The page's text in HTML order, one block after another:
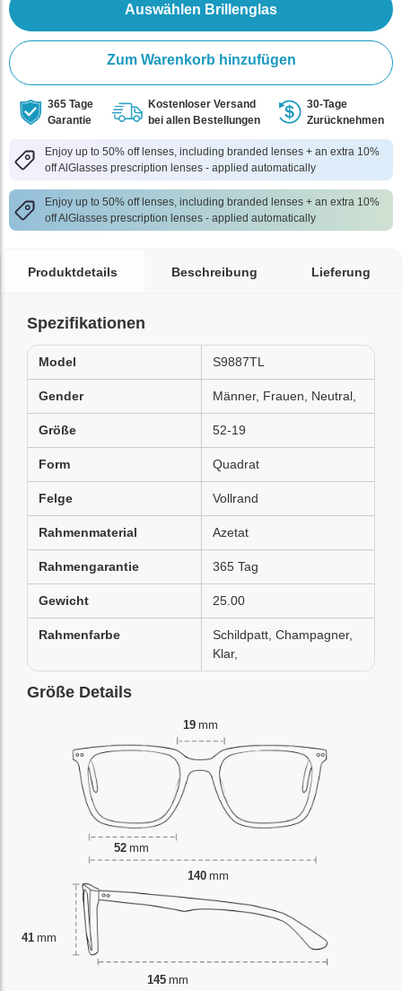
Auswählen Brillenglas
Zum Warenkorb hinzufügen
365 Tage
Garantie
Kostenloser Versand
bei allen Bestellungen
30-Tage
Zurücknehmen
Enjoy up to 50% off lenses, including branded lenses + an extra 10%
off AlGlasses prescription lenses - applied automatically
Enjoy up to 50% off lenses, including branded lenses + an extra 10%
off AlGlasses prescription lenses - applied automatically
Produktdetails Beschreibung Lieferung
Spezifikationen
Model S9887TL
Gender Männer, Frauen, Neutral,
Größe 52-19
Form Quadrat
Felge Vollrand
Rahmenmaterial Azetat
Rahmengarantie 365 Tag
Gewicht 25.00
Rahmenfarbe
Schildpatt, Champagner,
Klar,
Größe Details
19 mm
52 mm
41 mm
140 mm
145 mm